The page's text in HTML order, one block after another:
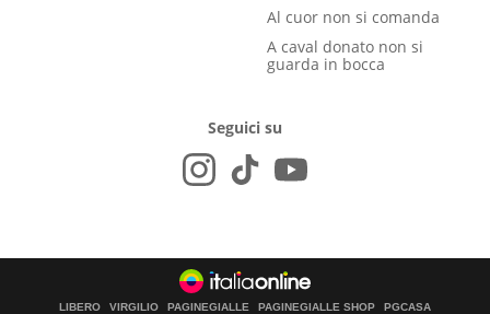
Al cuor non si comanda
A caval donato non si
guarda in bocca
Seguici su
LIBERO VIRGILIO PAGINEGIALLE PAGINEGIALLE SHOP PGCASA